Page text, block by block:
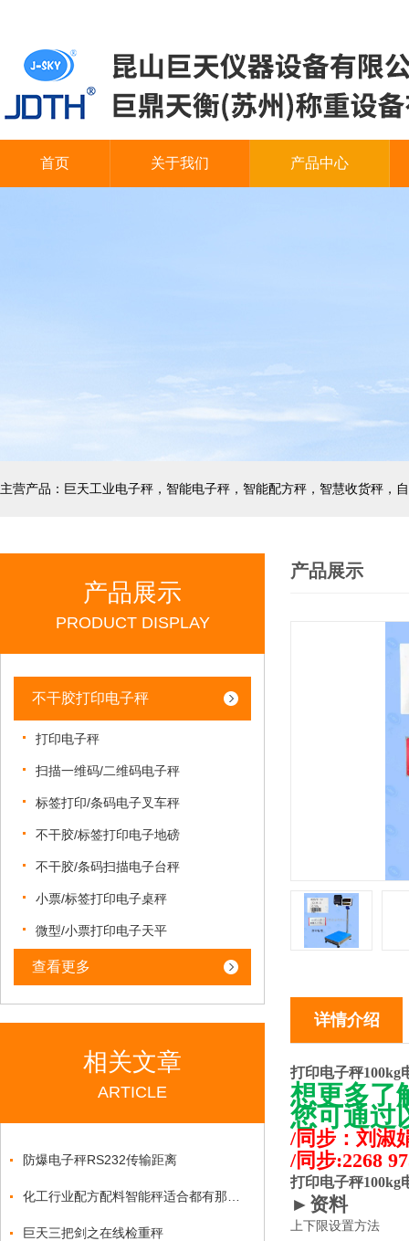
首页 关于我们 产品中心
产品展示
PRODUCT DISPLAY
不干胶打印电子秤
打印电子秤
扫描一维码/二维码电子秤
标签打印/条码电子叉车秤
不干胶/标签打印电子地磅
不干胶/条码扫描电子台秤
小票/标签打印电子桌秤
微型/小票打印电子天平
查看更多
相关文章
ARTICLE
防爆电子秤RS232传输距离
巨天三把剑之在线检重秤
产品展示
详情介绍
打印电子秤100kg
想更多了
您可通过
/同步：刘淑
/同步:2268
打印电子秤100kg
►资料
上下限设置方法